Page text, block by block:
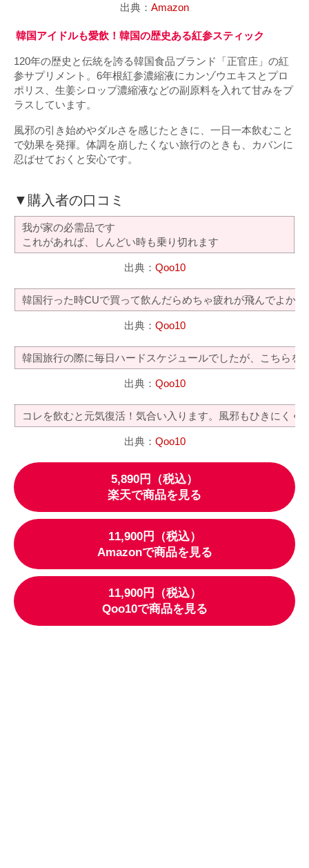
出典： Amazon
韓国アイドルも愛飲！韓国の歴史ある紅参スティック
120年の歴史と伝統を誇る韓国食品ブランド「正官庄」の紅
参サプリメント。6年根紅参濃縮液にカンゾウエキスとプロ
ポリス、生姜シロップ濃縮液などの副原料を入れて甘みをプ
ラスしています。
風邪の引き始めやダルさを感じたときに、一日一本飲むこと
で効果を発揮。体調を崩したくない旅行のときも、カバンに
忍ばせておくと安心です。
▼購入者の口コミ
我が家の必需品です
これがあれば、しんどい時も乗り切れます
出典： Qoo10
韓国行った時CUで買って飲んだらめちゃ疲れが飛んでよか
出典： Qoo10
韓国旅行の際に毎日ハードスケジュールでしたが、こちら
出典： Qoo10
コレを飲むと元気復活！気合い入ります。風邪もひきにくく
出典： Qoo10
5,890円（税込）
楽天で商品を見る
11,900円（税込）
Amazonで商品を見る
11,900円（税込）
Qoo10で商品を見る